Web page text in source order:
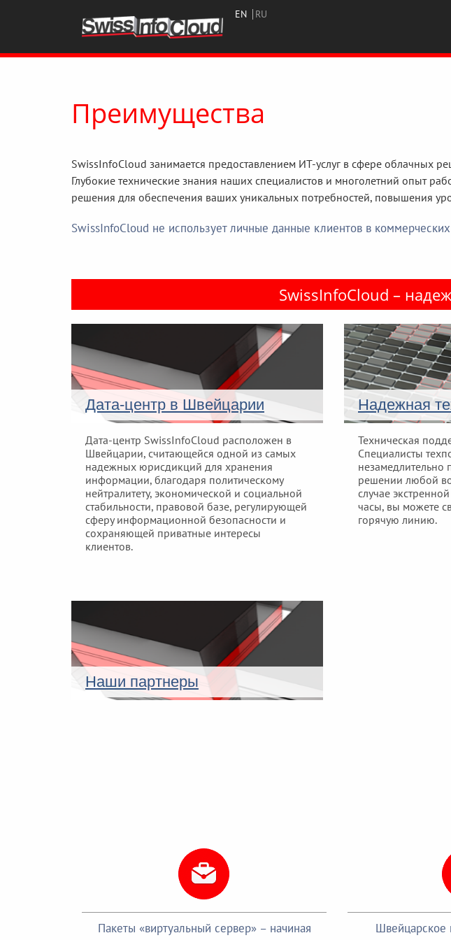
EN RU
Преимущества
SwissInfoCloud занимается предоставлением ИТ-услуг в сфере облачных
Глубокие технические знания наших специалистов и многолетний опыт
решения для обеспечения ваших уникальных потребностей, повышения
SwissInfoCloud не использует личные данные клиентов в
SwissInfoCloud –
Дата-центр в Швейцарии
Дата-центр SwissInfoCloud расположен в
Швейцарии, считающейся одной из самых
надежных юрисдикций для хранения
информации, благодаря политическому
нейтралитету, экономической и социальной
стабильности, правовой базе, регулирующей
сферу информационной безопасности и
сохраняющей приватные интересы
клиентов.
Надежная
Техническая
Специалисты
решении любой
случае
часы, вы можете
горячую линию.
Наши партнеры
Пакеты «виртуальный сервер» – начиная
Швейцарское